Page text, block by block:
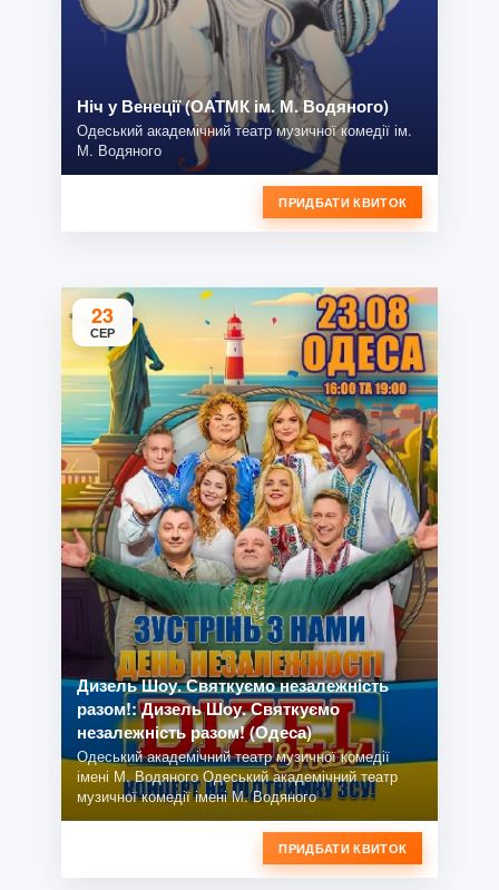
Ніч у Венеції (ОАТМК ім. М. Водяного)
Одеський академічний театр музичної комедії ім.
М. Водяного
ПРИДБАТИ КВИТОК
23
СЕР
Дизель Шоу. Святкуємо незалежність
разом!: Дизель Шоу. Святкуємо
незалежність разом! (Одеса)
Одеський академічний театр музичної комедії
імені М. Водяного Одеський академічний театр
музичної комедії імені М. Водяного
ПРИДБАТИ КВИТОК